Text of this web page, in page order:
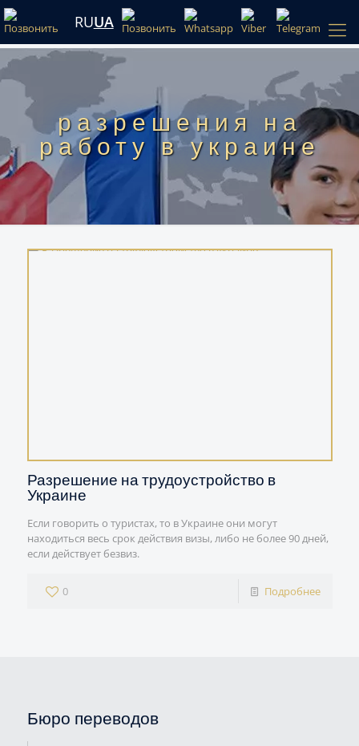
RUUA
разрешения на
работу в украине
Разрешение на трудоустройство в
Украине
Если говорить о туристах, то в Украине они могут
находиться весь срок действия визы, либо не более 90 дней,
если действует безвиз.
0 Подробнее
Бюро переводов